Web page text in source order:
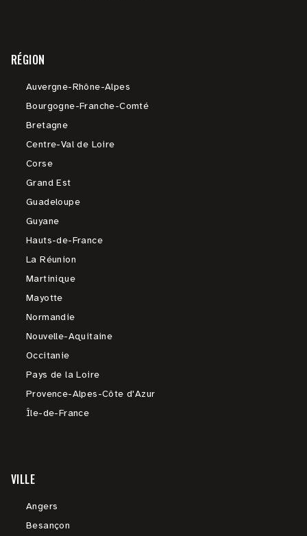
RÉGION
Auvergne-Rhône-Alpes
Bourgogne-Franche-Comté
Bretagne
Centre-Val de Loire
Corse
Grand Est
Guadeloupe
Guyane
Hauts-de-France
La Réunion
Martinique
Mayotte
Normandie
Nouvelle-Aquitaine
Occitanie
Pays de la Loire
Provence-Alpes-Côte d'Azur
Île-de-France
VILLE
Angers
Besançon